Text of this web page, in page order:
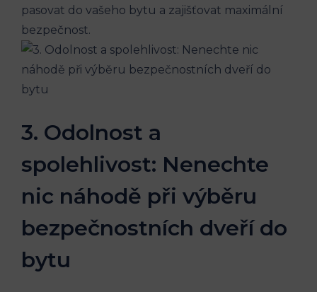
pasovat do vašeho ⁤bytu a zajišťovat maximální⁢
bezpečnost.
3.​ Odolnost a​
spolehlivost: Nenechte
nic náhodě při výběru
bezpečnostních dveří do
bytu